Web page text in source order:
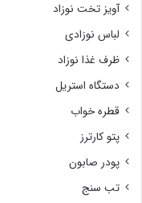
آویز تخت نوزاد
لباس نوزادی
ظرف غذا نوزاد
دستگاه استریل
قطره خواب
پتو کارترز
پودر صابون
تب سنج